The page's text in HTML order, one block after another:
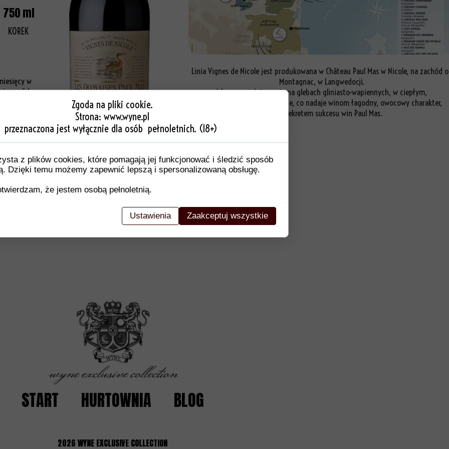
Linia Vignes de Nicole jest produkowana w Château Paul Mas w Nicole, na zachód
Montagnac, w Langwedocji.
Winogrona dojrzewają na glebach gliniasto-wapiennych, w ciepłym,
śródziemnomorskim klimacie, co nadaje winom łagodny, owocowy charakter,
będący sekretem sukcesu win Paul Mas.
KOREK
750 ml
w
solidną
taninami i
mięsami,
START HURTOWNIA BLOG
2026 WYNE EXCLUSIVE COLLECTION
Zgoda na pliki cookie.
Strona: www.wyne.pl
przeznaczona jest wyłącznie dla osób pełnoletnich. (18+)
z plików cookies, które pomagają jej funkcjonować i śledzić sposób
Dzięki temu możemy zapewnić lepszą i spersonalizowaną obsługę.
że jestem osobą pełnoletnią.
Ustawienia Zaakceptuj wszystkie